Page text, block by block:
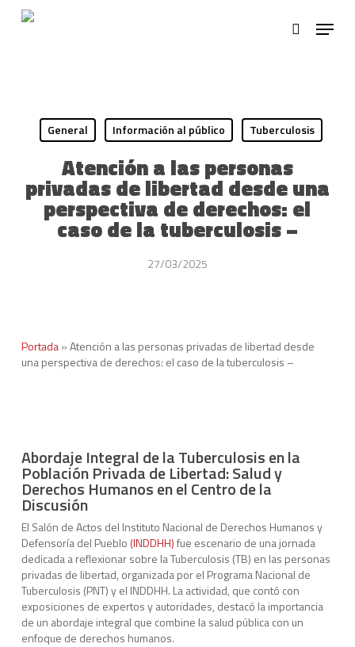
search
Menu
General Información al público Tuberculosis
Atención a las personas
privadas de libertad desde una
perspectiva de derechos: el
caso de la tuberculosis –
27/03/2025
Portada»Atención a las personas privadas de libertad desde
una perspectiva de derechos: el caso de la tuberculosis –
Abordaje Integral de la Tuberculosis en la
Población Privada de Libertad: Salud y
Derechos Humanos en el Centro de la
Discusión
El Salón de Actos del Instituto Nacional de Derechos Humanos y
Defensoría del Pueblo (INDDHH)fue escenario de una jornada
dedicada a reflexionar sobre la Tuberculosis (TB) en las personas
privadas de libertad, organizada por el Programa Nacional de
Tuberculosis (PNT) y el INDDHH. La actividad, que contó con
exposiciones de expertos y autoridades, destacó la importancia
de un abordaje integral que combine la salud pública con un
enfoque de derechos humanos.